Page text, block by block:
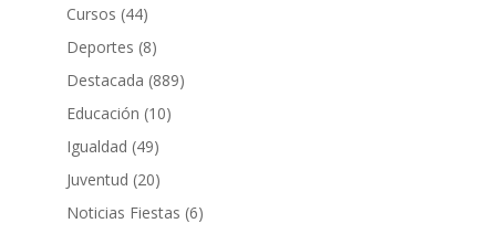
Cursos (44)
Deportes (8)
Destacada (889)
Educación (10)
Igualdad (49)
Juventud (20)
Noticias Fiestas (6)